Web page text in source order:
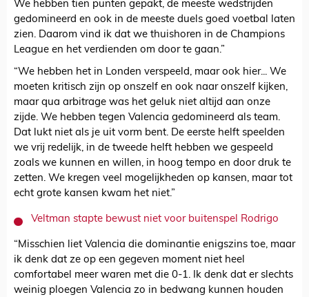
We hebben tien punten gepakt, de meeste wedstrijden
gedomineerd en ook in de meeste duels goed voetbal laten
zien. Daarom vind ik dat we thuishoren in de Champions
League en het verdienden om door te gaan.”
“We hebben het in Londen verspeeld, maar ook hier... We
moeten kritisch zijn op onszelf en ook naar onszelf kijken,
maar qua arbitrage was het geluk niet altijd aan onze
zijde. We hebben tegen Valencia gedomineerd als team.
Dat lukt niet als je uit vorm bent. De eerste helft speelden
we vrij redelijk, in de tweede helft hebben we gespeeld
zoals we kunnen en willen, in hoog tempo en door druk te
zetten. We kregen veel mogelijkheden op kansen, maar tot
echt grote kansen kwam het niet.”
Veltman stapte bewust niet voor buitenspel Rodrigo
“Misschien liet Valencia die dominantie enigszins toe, maar
ik denk dat ze op een gegeven moment niet heel
comfortabel meer waren met die 0-1. Ik denk dat er slechts
weinig ploegen Valencia zo in bedwang kunnen houden